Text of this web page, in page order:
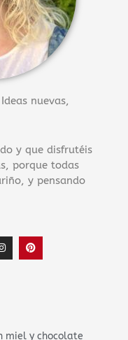
nuevas,
y que disfrutéis
porque todas
y pensando
I
n
s
P
i
n
miel y chocolate